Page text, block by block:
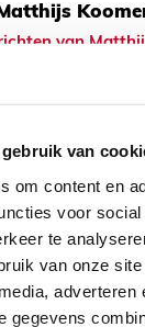
van
om content en
voor
te
van onze
adverteren
gegevens
Matthijs
van
Cruijff